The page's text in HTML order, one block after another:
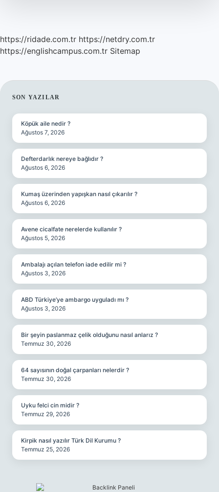
https://ridade.com.tr https://netdry.com.tr
https://englishcampus.com.tr Sitemap
SIDEBAR
SON YAZILAR
Köpük aile nedir ?
Ağustos 7, 2026
Defterdarlık nereye bağlıdır ?
Ağustos 6, 2026
Kumaş üzerinden yapışkan nasıl çıkarılır ?
Ağustos 6, 2026
Avene cicalfate nerelerde kullanılır ?
Ağustos 5, 2026
Ambalajı açılan telefon iade edilir mi ?
Ağustos 3, 2026
ABD Türkiye’ye ambargo uyguladı mı ?
Ağustos 3, 2026
Bir şeyin paslanmaz çelik olduğunu nasıl anlarız ?
Temmuz 30, 2026
64 sayısının doğal çarpanları nelerdir ?
Temmuz 30, 2026
Uyku felci cin midir ?
Temmuz 29, 2026
Kirpik nasıl yazılır Türk Dil Kurumu ?
Temmuz 25, 2026